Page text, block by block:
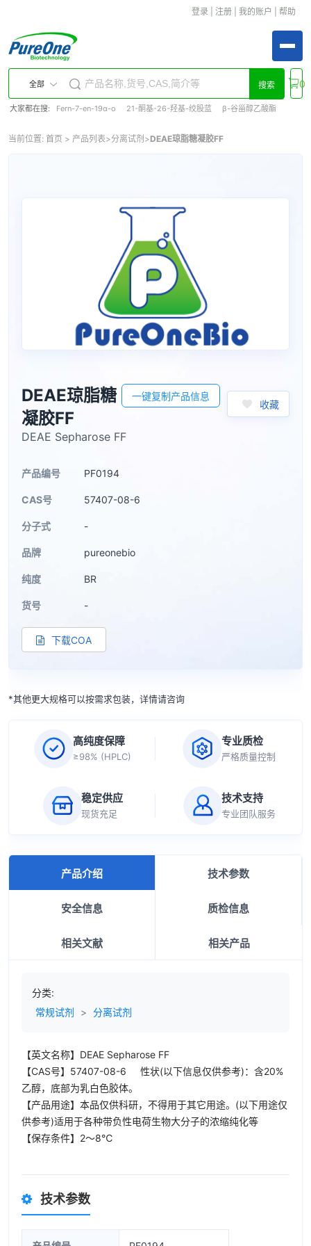
登录 注册 我的账户 帮助
全部 搜索
大家都在搜: Fern-7-en-19α-o 21-酮基-26-羟基-绞股蓝 β-谷甾醇乙酸酯
0
当前位置: 首页 > 产品列表>分离试剂 >DEAE琼脂糖凝胶FF
DEAE琼脂糖
凝胶FF
一键复制产品信息
收藏
DEAE Sepharose FF
产品编号 PF0194
CAS号 57407-08-6
分子式 -
品牌 pureonebio
纯度 BR
货号 -
下载COA
*其他更大规格可以按需求包装，详情请咨询
高纯度保障
≥98% (HPLC)
专业质检
严格质量控制
稳定供应
现货充足
技术支持
专业团队服务
产品介绍 技术参数
安全信息 质检信息
相关文献 相关产品
分类:
常规试剂
> 分离试剂
【英文名称】DEAE Sepharose FF
【CAS号】57407-08-6 性状(以下信息仅供参考)：含20%
乙醇，底部为乳白色胶体。
【产品用途】本品仅供科研，不得用于其它用途。(以下用途仅
供参考)适用于各种带负性电荷生物大分子的浓缩纯化等
【保存条件】2～8℃
技术参数